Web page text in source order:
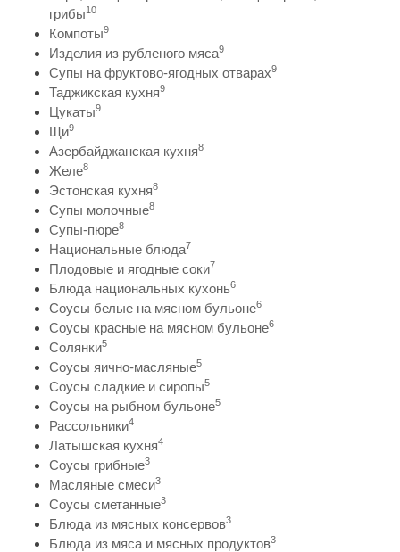
грибы10
Компоты9
Изделия из рубленого мяса9
Супы на фруктово-ягодных отварах9
Таджикская кухня9
Цукаты9
Щи9
Азербайджанская кухня8
Желе8
Эстонская кухня8
Супы молочные8
Супы-пюре8
Национальные блюда7
Плодовые и ягодные соки7
Блюда национальных кухонь6
Соусы белые на мясном бульоне6
Соусы красные на мясном бульоне6
Солянки5
Соусы яично-масляные5
Соусы сладкие и сиропы5
Соусы на рыбном бульоне5
Рассольники4
Латышская кухня4
Соусы грибные3
Масляные смеси3
Соусы сметанные3
Блюда из мясных консервов3
Блюда из мяса и мясных продуктов3